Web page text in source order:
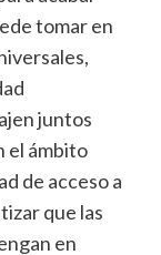
tomar en
juntos
el ámbito
de acceso a
que las
en